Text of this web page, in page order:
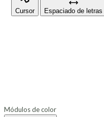
Cursor Espaciado de letras
Módulos de color